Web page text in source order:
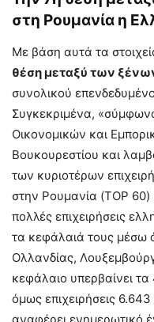
στη Ρουμανία η
Με βάση αυτά τα
θέση μεταξύ των
συνολικού
Συγκεκριμένα,
Οικονομικών και
Βουκουρεστίου και
των κυριοτέρων
στην Ρουμανία (TOP 60)
πολλές επιχειρήσεις
τα κεφάλαιά τους
Ολλανδίας,
κεφάλαιο υπερβαίνει
όμως επιχειρήσεις